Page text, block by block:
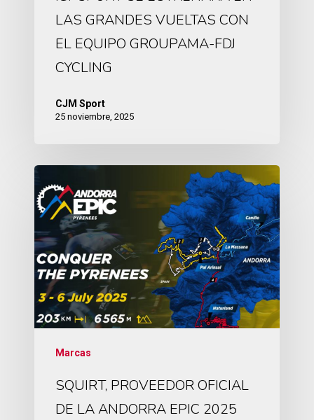
LAS GRANDES VUELTAS CON
EL EQUIPO GROUPAMA-FDJ
CYCLING
CJM Sport
25 noviembre, 2025
Marcas
SQUIRT, PROVEEDOR OFICIAL
DE LA ANDORRA EPIC 2025